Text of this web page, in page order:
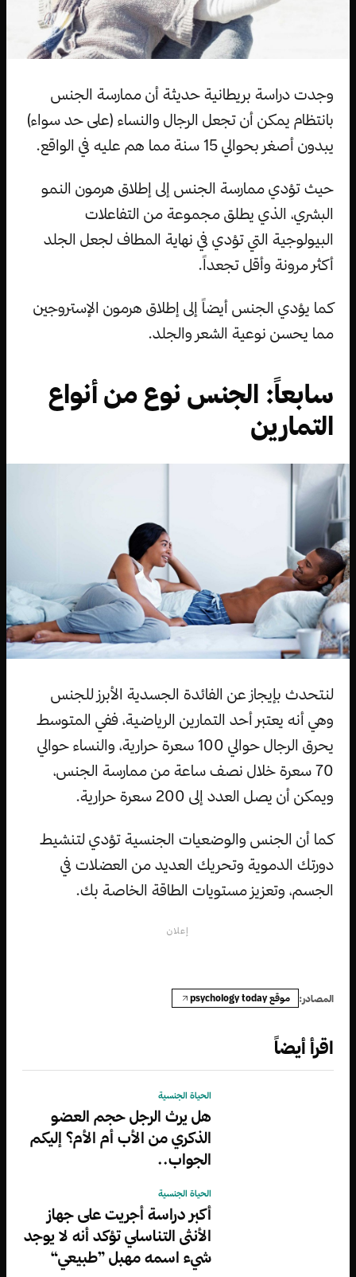
وجدت دراسة بريطانية حديثة أن ممارسة الجنس
بانتظام يمكن أن تجعل الرجال والنساء (على حد سواء)
يبدون أصغر بحوالي 15 سنة مما هم عليه في الواقع.
حيث تؤدي ممارسة الجنس إلى إطلاق هرمون النمو
البشري، الذي يطلق مجموعة من التفاعلات
البيولوجية التي تؤدي في نهاية المطاف لجعل الجلد
أكثر مرونة وأقل تجعداً.
كما يؤدي الجنس أيضاً إلى إطلاق هرمون الإستروجين
مما يحسن نوعية الشعر والجلد.
سابعاً: الجنس نوع من أنواع
التمارين
لنتحدث بإيجاز عن الفائدة الجسدية الأبرز للجنس
وهي أنه يعتبر أحد التمارين الرياضية، ففي المتوسط
يحرق الرجال حوالي 100 سعرة حرارية، والنساء حوالي
70 سعرة خلال نصف ساعة من ممارسة الجنس،
ويمكن أن يصل العدد إلى 200 سعرة حرارية.
كما أن الجنس والوضعيات الجنسية تؤدي لتنشيط
دورتك الدموية وتحريك العديد من العضلات في
الجسم، وتعزيز مستويات الطاقة الخاصة بك.
إعلان
المصادر: موقع psychology today
اقرأ أيضاً
الحياة الجنسية
هل يرث الرجل حجم العضو
الذكري من الأب أم الأم؟ إليكم
الجواب..
الحياة الجنسية
أكبر دراسة أجريت على جهاز
الأنثى التناسلي تؤكد أنه لا يوجد
شيء اسمه مهبل ”طبيعي“